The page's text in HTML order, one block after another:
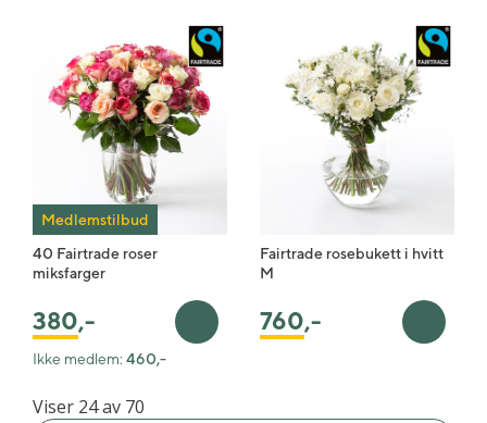
Medlemstilbud
40 Fairtrade roser
miksfarger
380,- Legg i handlekurv
Ikke medlem: 460,-
Fairtrade rosebukett i hvitt
M
760,- Legg i
Viser 24 av 70